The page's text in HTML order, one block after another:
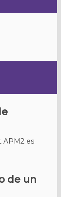
APM2 es
de un